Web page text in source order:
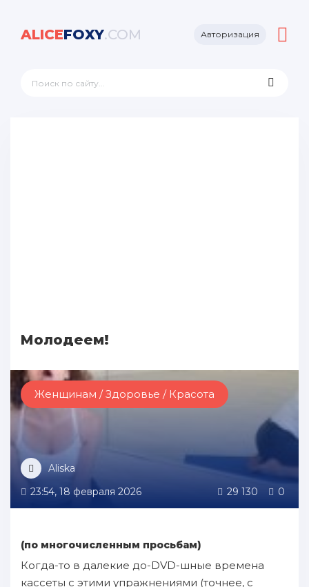
ALICEFOXY.COM Авторизация
Молодеем!
Женщинам / Здоровье / Красота
Aliska
23:54, 18 февраля 2026
29 130 0
(по многочисленным просьбам)
Когда-то в далекие до-DVD-шные времена
кассеты с этими упражнениями (точнее, с